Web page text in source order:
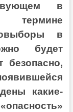
в
в
будет
безопасно,
какие-